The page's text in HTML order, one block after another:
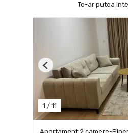
Te-ar putea
1 / 11
Previous